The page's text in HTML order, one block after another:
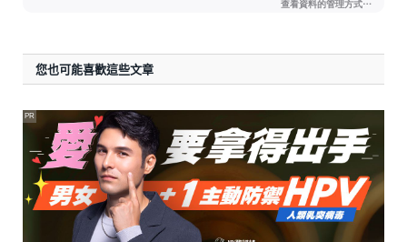
您也可能喜歡這些文章
PR